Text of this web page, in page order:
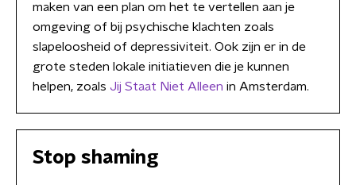
maken van een plan om het te vertellen aan je
omgeving of bij psychische klachten zoals
slapeloosheid of depressiviteit. Ook zijn er in de
grote steden lokale initiatieven die je kunnen
helpen, zoals Jij Staat Niet Alleen in Amsterdam.
Stop shaming